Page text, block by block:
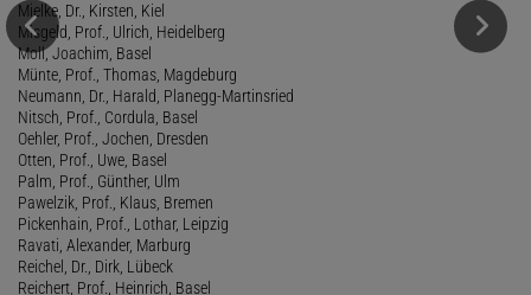
Mielke, Dr., Kirsten, Kiel
Misgeld, Prof., Ulrich, Heidelberg
Moll, Joachim, Basel
Münte, Prof., Thomas, Magdeburg
Neumann, Dr., Harald, Planegg-Martinsried
Nitsch, Prof., Cordula, Basel
Oehler, Prof., Jochen, Dresden
Otten, Prof., Uwe, Basel
Palm, Prof., Günther, Ulm
Pawelzik, Prof., Klaus, Bremen
Pickenhain, Prof., Lothar, Leipzig
Ravati, Alexander, Marburg
Reichel, Dr., Dirk, Lübeck
Reichert, Prof., Heinrich, Basel